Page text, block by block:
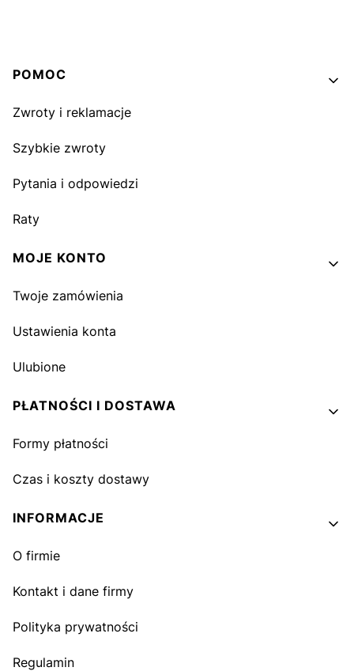
Linki w stopce
POMOC
Zwroty i reklamacje
Szybkie zwroty
Pytania i odpowiedzi
Raty
MOJE KONTO
Twoje zamówienia
Ustawienia konta
Ulubione
PŁATNOŚCI I DOSTAWA
Formy płatności
Czas i koszty dostawy
INFORMACJE
O firmie
Kontakt i dane firmy
Polityka prywatności
Regulamin